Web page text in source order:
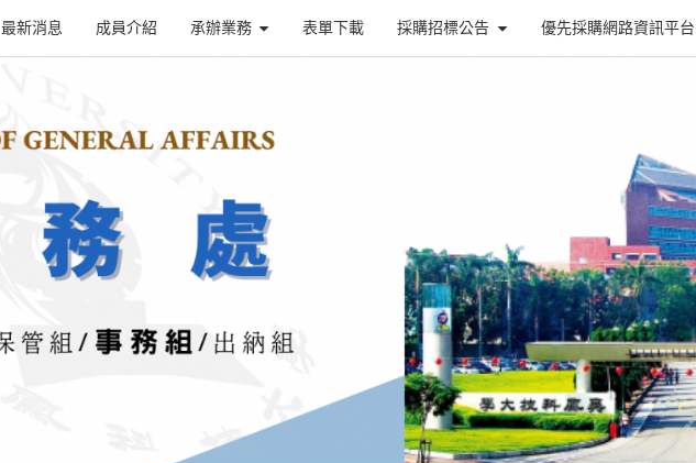
最新消息 成員介紹 承辦業務 表單下載 採購招標公告 優先採購網路資訊平台
總
務